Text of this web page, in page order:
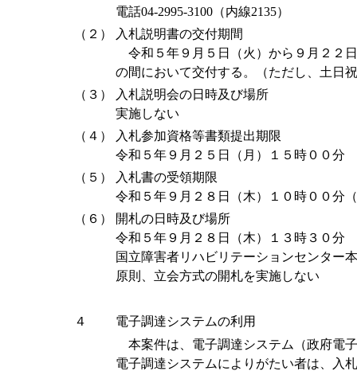
電話04-2995-3100（内線2135）
（２）
入札説明書の交付期間
令和５年９月５日（火）から９月２２
の間において交付する。（ただし、土日
（３）
入札説明会の日時及び場所
実施しない
（４）
入札参加資格等書類提出期限
令和５年９月２５日（月）１５時００分
（５）
入札書の受領期限
令和５年９月２８日（木）１０時００分
（６）
開札の日時及び場所
令和５年９月２８日（木）１３時３０分
国立障害者リハビリテーションセンター
原則、立会方式の開札を実施しない
４
電子調達システムの利用
本案件は、電子調達システム（政府電
電子調達システムによりがたい者は、入